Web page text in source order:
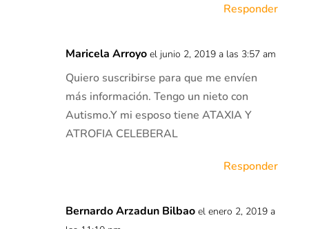
Responder
Maricela Arroyo el junio 2, 2019 a las 3:57 am
Quiero suscribirse para que me envíen
más información. Tengo un nieto con
Autismo.Y mi esposo tiene ATAXIA Y
ATROFIA CELEBERAL
Responder
Bernardo Arzadun Bilbao el enero 2, 2019 a